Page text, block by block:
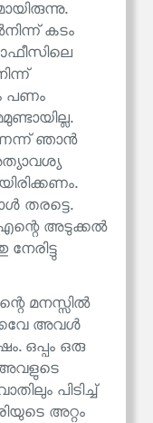
കടം
പണം
ഞാൻ
തരട്ടെ.
അടുക്കൽ
നേരിട്ടു
മനസ്സിൽ
അവൾ
ഒപ്പം ഒരു
അവളുടെ
പിടിച്ച്
അറ്റം